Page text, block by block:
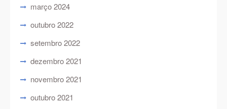
março 2024
outubro 2022
setembro 2022
dezembro 2021
novembro 2021
outubro 2021